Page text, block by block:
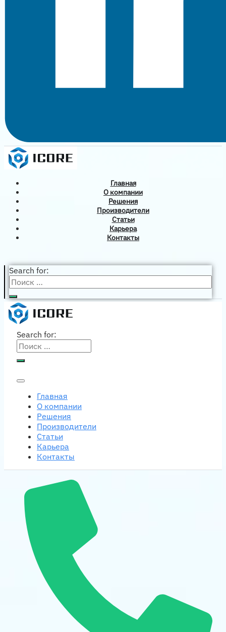
Главная
О компании
Решения
Производители
Статьи
Карьера
Контакты
Search for:
Search for:
Главная
О компании
Решения
Производители
Статьи
Карьера
Контакты